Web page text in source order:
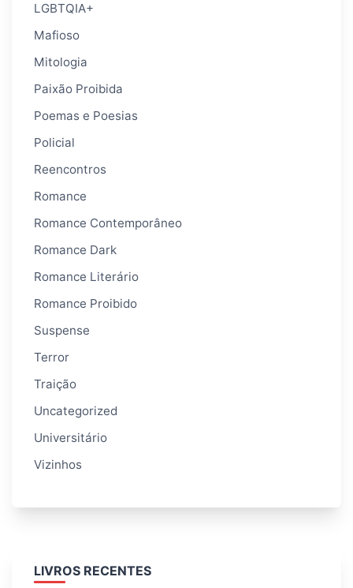
LGBTQIA+
Mafioso
Mitologia
Paixão Proibida
Poemas e Poesias
Policial
Reencontros
Romance
Romance Contemporâneo
Romance Dark
Romance Literário
Romance Proibido
Suspense
Terror
Traição
Uncategorized
Universitário
Vizinhos
LIVROS RECENTES